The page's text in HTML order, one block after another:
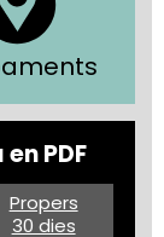
PDF
Propers
30 dies